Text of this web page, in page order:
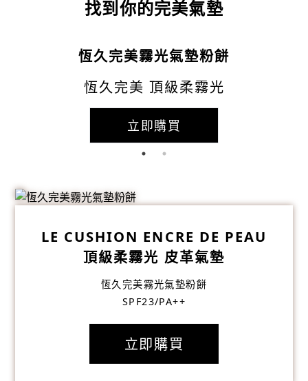
找到你的完美氣墊
恆久完美霧光氣墊粉餅
恆久完美 頂級柔霧光
立即購買
LE CUSHION ENCRE DE PEAU
頂級柔霧光 皮革氣墊
恆久完美霧光氣墊粉餅
SPF23/PA++
立即購買